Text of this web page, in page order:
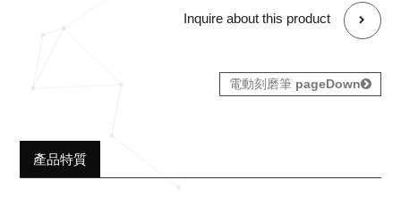
Inquire about this product
電動刻磨筆 pageDown
產品特質